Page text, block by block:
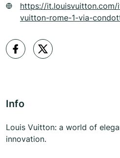
https://
vuitton-rome-1-via-
Info
Louis Vuitton: a world of
innovation.